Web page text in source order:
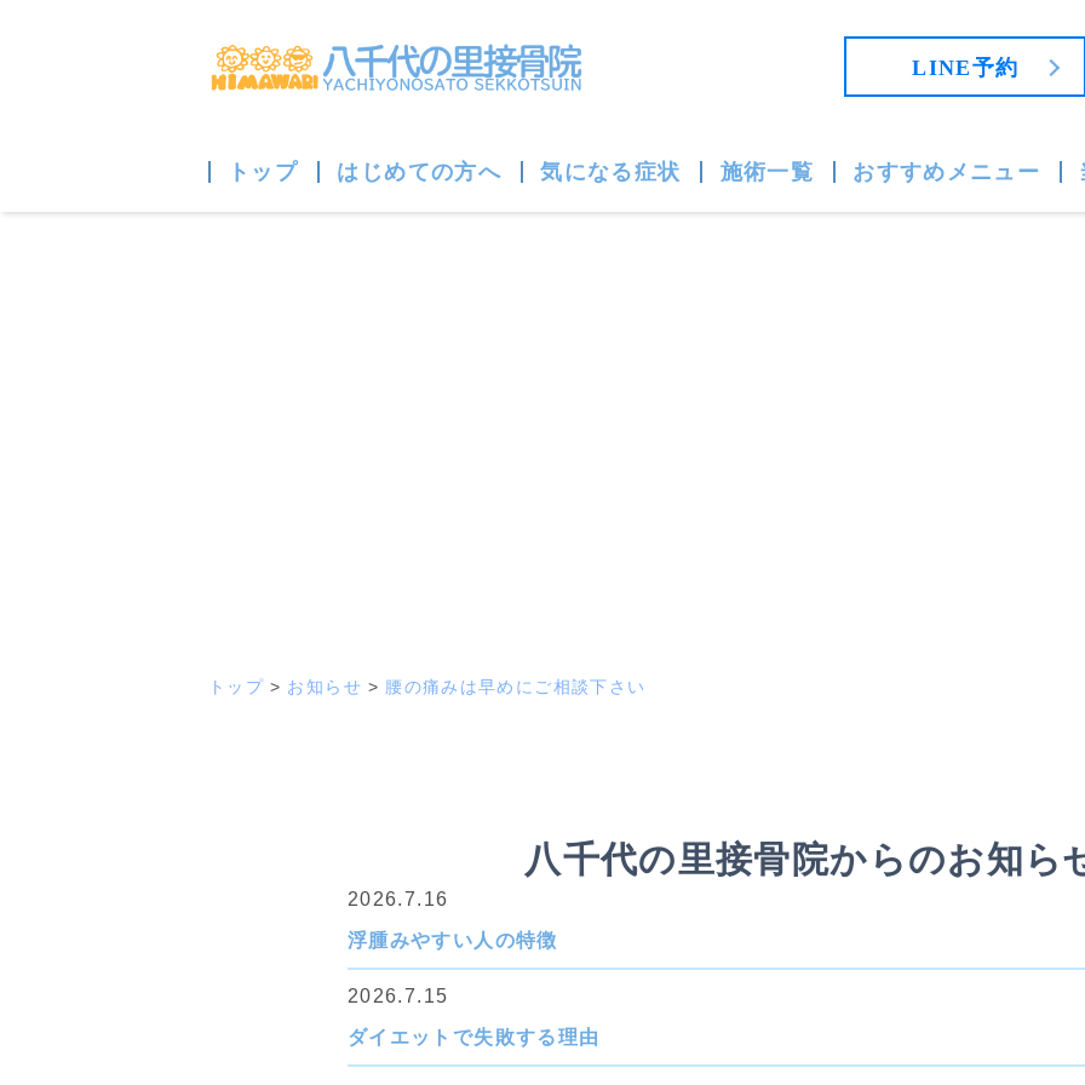
LINE予約
トップ はじめての方へ 気になる症状 施術一覧 おすすめメニュー
トップ お知らせ 腰の痛みは早めにご相談下さい
八千代の里接骨院からのお知ら
2026.7.16
浮腫みやすい人の特徴
2026.7.15
ダイエットで失敗する理由